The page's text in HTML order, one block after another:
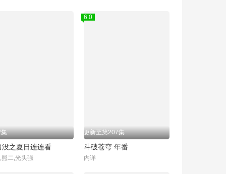
没之夏日连连看
熊二,光头强
6.0
更新至第207集
斗破苍穹 年番
内详